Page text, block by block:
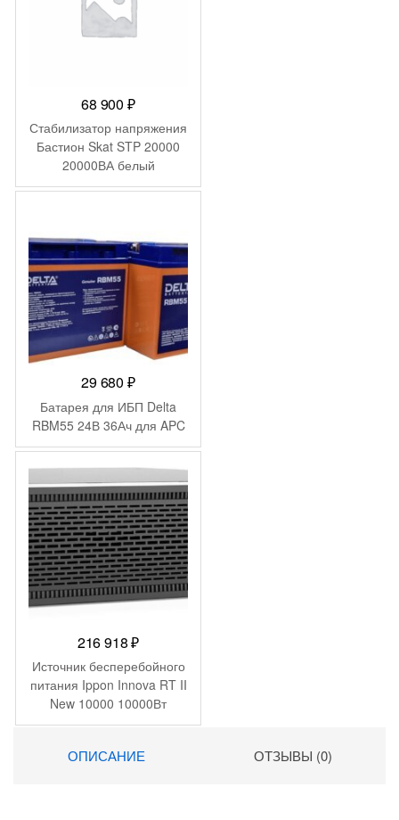
68 900₽
Стабилизатор напряжения
Бастион Skat STP 20000
20000ВА белый
29 680₽
Батарея для ИБП Delta
RBM55 24В 36Ач для APC
216 918₽
Источник бесперебойного
питания Ippon Innova RT II
New 10000 10000Вт
10000ВА черный
ОПИСАНИЕ ОТЗЫВЫ (0)